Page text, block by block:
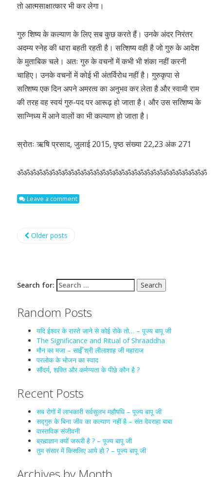
तो आत्मसाक्षात्कार भी कर लेगा।
गुरु शिष्य के कल्याण के लिए सब कुछ करते हैं। उनके अंदर निरंतर
अदम्य स्नेह की धारा बहती रहती है। सत्शिष्य वही है जो गुरु के आदेश
के मुताबिक चले। अतः गुरु के वचनों में कभी भी शंका नहीं करनी
चाहिए। उनके वचनों में कोई भी अंतर्विरोध नहीं है। गुरुकृपा से
सत्शिष्य एक दिन अपने अमरत्व का अनुभव कर लेता है और स्वामी राम
की तरह वह स्वयं गुरु-पद पर आरूढ़ हो जाता है। और उस सत्शिष्य के
सान्निध्य में आने वालों का भी कल्याण हो जाता है।
स्रोतः ऋषि प्रसाद, जुलाई 2015, पृष्ठ संख्या 22,23 अंक 271
ॐॐॐॐॐॐॐॐॐॐॐॐॐॐॐॐॐॐॐॐॐॐॐॐॐॐॐॐॐॐ
Leave a comment
Older posts
Search for:
Random Posts
यदि ईश्वर के रास्ते जाने से कोई रोके तो… – पूज्य बापू जी
The Significance and Ritual of Shraaddha
मौन का मजा – साईँ श्री लीलाशाह जी महाराज
परलोक के भोजन का स्वाद
सौंदर्य, शक्ति और कर्मण्यता के पीछे कौन है ?
Recent Posts
सब रोगों में लाभकारी सर्वसुलभ महौषधि – पूज्य बापू जी
सद्गुरु के बिना जीव का कल्याण नहीं है – संत देवराहा बाबा
वास्तविक संजीवनी
ब्रह्मज्ञान क्यों जरूरी है ? – पूज्य बापू जी
तुम संसार में किसलिए आये हो ? – पूज्य बापू जी